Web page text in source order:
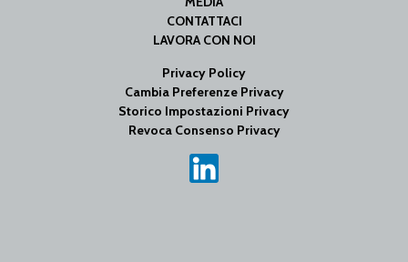
CONTATTACI
LAVORA CON NOI
Privacy Policy
Cambia Preferenze Privacy
Storico Impostazioni Privacy
Revoca Consenso Privacy